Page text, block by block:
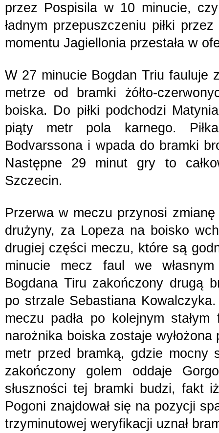
przez Pospisila w 10 minucie,
ładnym przepuszczeniu piłki
momentu Jagiellonia przestała w
W 27 minucie Bogdan Triu fauluje
metrze od bramki żółto-
boiska. Do piłki podchodzi
piąty metr pola karnego.
Bodvarssona i wpada do bramki
Następne 29 minut gry to
Szczecin.
Przerwa w meczu przynosi zmianę
drużyny, za Lopeza na boisko
drugiej części meczu, które są
minucie mecz faul we
Bogdana Tiru zakończony drugą
po strzale Sebastiana
meczu padła po kolejnym
narożnika boiska zostaje wyłożona
metr przed bramką, gdzie mocny
zakończony golem oddaje
słuszności tej bramki budzi, fakt
Pogoni znajdował się na pozycji
trzyminutowej weryfikacji uznał